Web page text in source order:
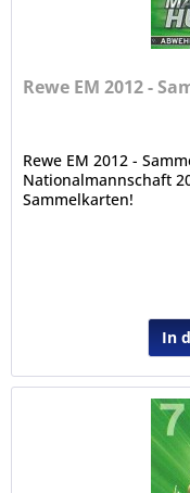
Rewe EM 2012 -
Rewe EM 2012 -
Nationalmannschaft
Sammelkarten!
In